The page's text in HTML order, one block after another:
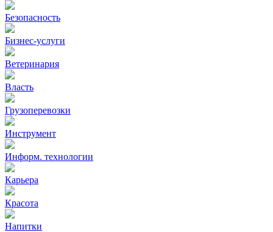
Безопасность
Бизнес-услуги
Ветеринария
Власть
Грузоперевозки
Инструмент
Информ. технологии
Карьера
Красота
Напитки